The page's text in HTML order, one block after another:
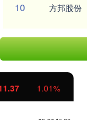
10 方邦股份
创业板指